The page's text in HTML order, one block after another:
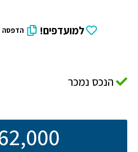
למועדפים! הדפסה
הנכס נמכר